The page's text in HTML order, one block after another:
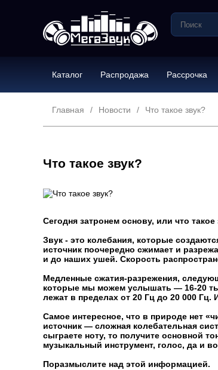
Каталог Распродажа Рассрочка
Главная Новости Что такое звук?
Что такое звук?
Сегодня затронем основу, или что такое
Звук - это колебания, которые
источник поочередно сжимает и
и до наших ушей. Скорость
Медленные сжатия-разрежения,
которые мы можем услышать — 16-20
лежат в пределах от 20 Гц до 20 000
Самое интересное, что в природе нет
источник — сложная колебательная
сыграете ноту, то получите основной
музыкальный инструмент, голос, да и
Поразмыслите над этой информацией.